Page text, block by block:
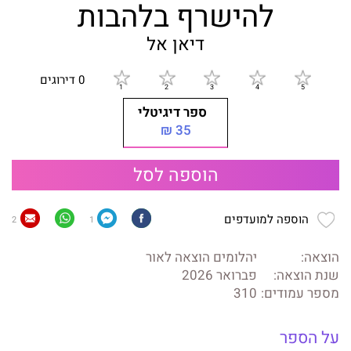
להישרף בלהבות
דיאן אל
0 דירוגים
ספר דיגיטלי
35 ₪
הוספה לסל
הוספה למועדפים 1
2
הוצאה:
יהלומים הוצאה לאור
שנת הוצאה:
פברואר 2026
מספר עמודים: 310
על הספר